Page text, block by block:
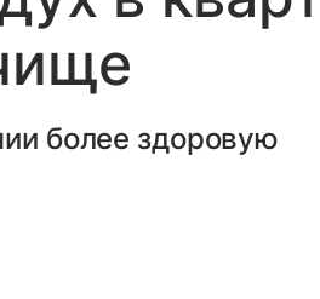
более здоровую